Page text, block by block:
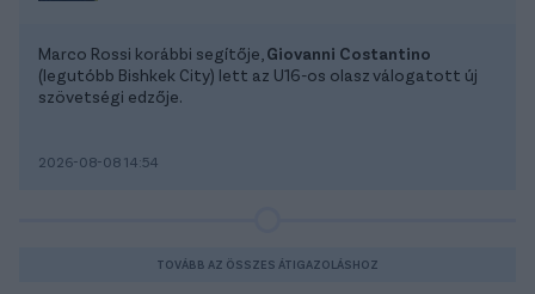
Marco Rossi korábbi segítője, Giovanni Costantino
(legutóbb Bishkek City) lett az U16-os olasz válogatott új
szövetségi edzője.
2026-08-08 14:54
TOVÁBB AZ ÖSSZES ÁTIGAZOLÁSHOZ